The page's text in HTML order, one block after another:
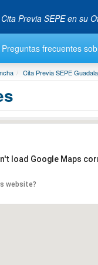
Previa SEPE en su
Preguntas frecuentes
Cita Previa SEPE
load Google Maps
website?